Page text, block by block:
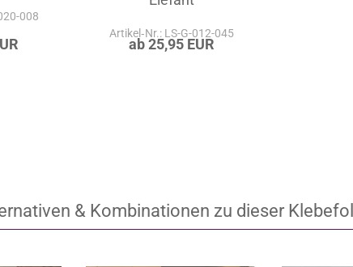
008
Artikel‑Nr.: LS-G-012-045
ab 25,95 EUR
& Kombinationen zu dieser